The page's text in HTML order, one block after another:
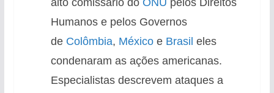
alto comissário do ONU pelos Direitos
Humanos e pelos Governos
de Colômbia, Méxicoe Brasil eles
condenaram as ações americanas.
Especialistas descrevem ataques a